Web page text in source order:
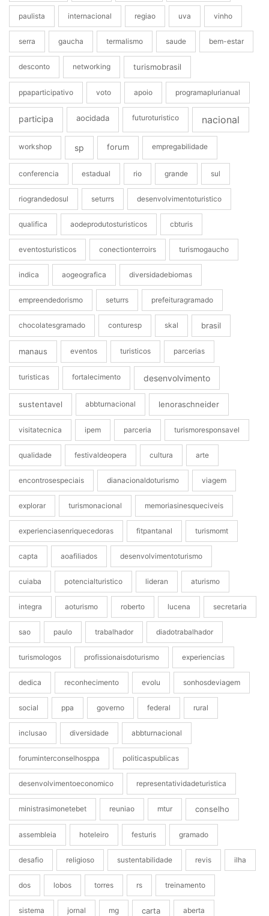
paulista internacional regiao uva vinho
serra gaucha termalismo saude bem-estar
desconto networking turismobrasil
ppaparticipativo voto apoio programaplurianual
participa aocidada futuroturistico nacional
workshop sp forum empregabilidade
conferencia estadual rio grande sul
riograndedosul seturrs desenvolvimentoturistico
qualifica aodeprodutosturisticos cbturis
eventosturisticos conectionterroirs turismogaucho
indica aogeografica diversidadebiomas
empreendedorismo seturrs prefeituragramado
chocolatesgramado conturesp skal brasil
manaus eventos turisticos parcerias
turisticas fortalecimento desenvolvimento
sustentavel abbturnacional lenoraschneider
visitatecnica ipem parceria turismoresponsavel
qualidade festivaldeopera cultura arte
encontrosespeciais dianacionaldoturismo viagem
explorar turismonacional memoriasinesqueciveis
experienciasenriquecedoras fitpantanal turismomt
capta aoafiliados desenvolvimentoturismo
cuiaba potencialturistico lideran aturismo
integra aoturismo roberto lucena secretaria
sao paulo trabalhador diadotrabalhador
turismologos profissionaisdoturismo experiencias
dedica reconhecimento evolu sonhosdeviagem
social ppa governo federal rural
inclusao diversidade abbturnacional
foruminterconselhosppa politicaspublicas
desenvolvimentoeconomico representatividadeturistica
ministrasimonetebet reuniao mtur conselho
assembleia hoteleiro festuris gramado
desafio religioso sustentabilidade revis ilha
dos lobos torres rs treinamento
sistema jornal mg carta aberta